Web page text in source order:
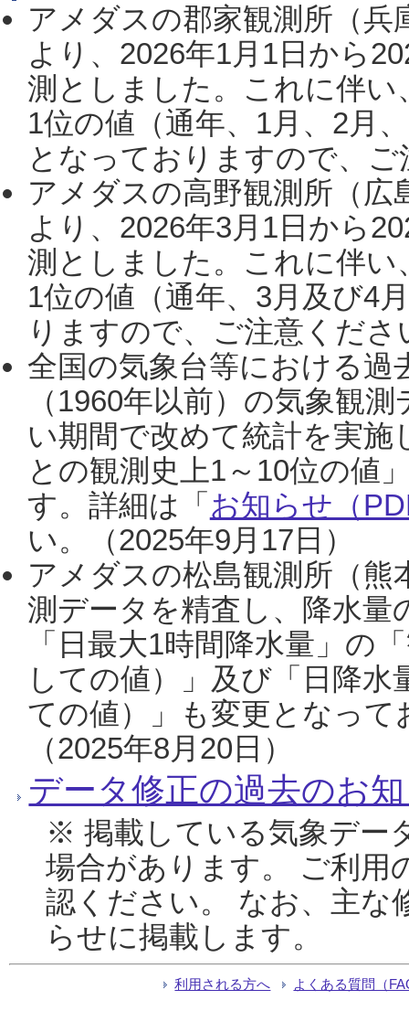
アメダスの郡家観測所（
より、2026年1月1日から
測としました。これに伴い
1位の値（通年、1月、2月
となっておりますので、
アメダスの高野観測所（
より、2026年3月1日から
測としました。これに伴い
1位の値（通年、3月及び4
りますので、ご注意くだ
全国の気象台等における過
（1960年以前）の気象観
い期間で改めて統計を実
との観測史上1～10位の値
す。詳細は「 お知らせ（
い。（2025年9月17日）
アメダスの松島観測所（熊
測データを精査し、降水
「日最大1時間降水量」の
しての値）」及び「日降
ての値）」も変更となっ
（2025年8月20日）
データ修正の過去のお
※ 掲載している気象デー
場合があります。 ご利用
認ください。 なお、主な
らせに掲載します。
利用される方へ よくある質問（